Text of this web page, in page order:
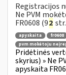
Registracijos
Ne PVM
FR0608 (92
apyskaita fr0608
pvm mokėtoju
Pridėtinės
skyrius) » Ne
apyskaita